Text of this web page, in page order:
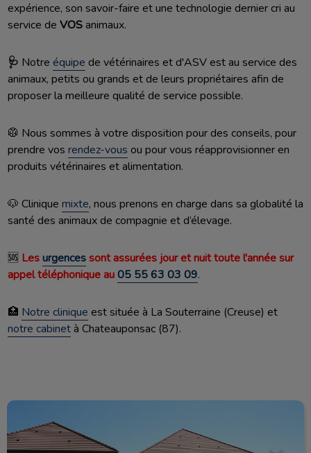
expérience, son savoir-faire et une technologie dernier cri au
service de VOSanimaux.
🩺 Notre équipe de vétérinaires et d'ASV est au service des
animaux, petits ou grands et de leurs propriétaires afin de
proposer la meilleure qualité de service possible.
🥼 Nous sommes à votre disposition pour des conseils, pour
prendre vos rendez-vous ou pour vous réapprovisionner en
produits vétérinaires et alimentation.
🐶 Clinique mixte, nous prenons en charge dans sa globalité la
santé des animaux de compagnie et d’élevage.
🆘 Lesurgences sont assurées jour et nuit toute l'année sur
appel téléphonique au05 55 63 03 09.
🏥 Notre clinique est située à La Souterraine (Creuse) et
notre cabinetà Chateauponsac (87).